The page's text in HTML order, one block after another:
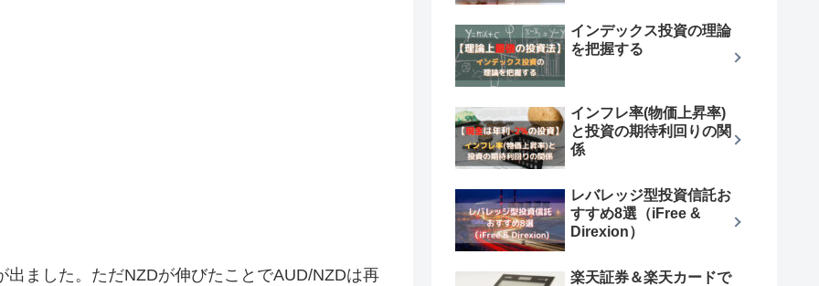
ました。ただNZDが伸びたことでAUD/NZDは再
インデックス投資の理論
を把握する
インフレ率(物価上昇率)
と投資の期待利回りの関
係
レバレッジ型投資信託お
すすめ8選（iFree &
Direxion）
楽天証券＆楽天カードで